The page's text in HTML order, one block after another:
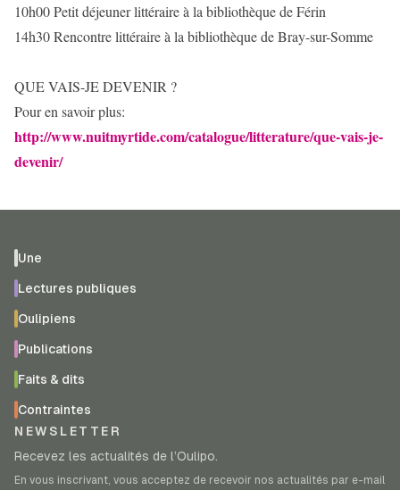
10h00 Petit déjeuner littéraire à la bibliothèque de Férin
14h30 Rencontre littéraire à la bibliothèque de Bray-sur-Somme
QUE VAIS-JE DEVENIR ?
Pour en savoir plus:
http://www.nuitmyrtide.com/catalogue/litterature/que-vais-je-
devenir/
Une
Lectures publiques
Oulipiens
Publications
Faits & dits
Contraintes
NEWSLETTER
Recevez les actualités de l’Oulipo.
En vous inscrivant, vous acceptez de recevoir nos actualités par e-mail